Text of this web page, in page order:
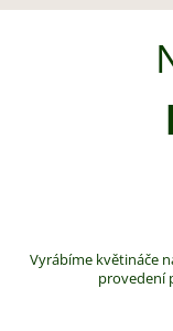
Vyrábíme květináče
provedení